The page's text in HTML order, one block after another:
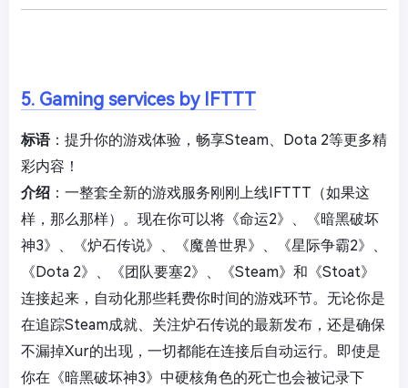
5. Gaming services by IFTTT
标语：提升你的游戏体验，畅享Steam、Dota 2等更多精
彩内容！
介绍 ：一整套全新的游戏服务刚刚上线IFTTT（如果这
样，那么那样）。现在你可以将《命运2》、《暗黑破坏
神3》、《炉石传说》、《魔兽世界》、《星际争霸2》、
《Dota 2》、《团队要塞2》、《Steam》和《Stoat》
连接起来，自动化那些耗费你时间的游戏环节。无论你是
在追踪Steam成就、关注炉石传说的最新发布，还是确保
不漏掉Xur的出现，一切都能在连接后自动运行。即使是
你在《暗黑破坏神3》中硬核角色的死亡也会被记录下